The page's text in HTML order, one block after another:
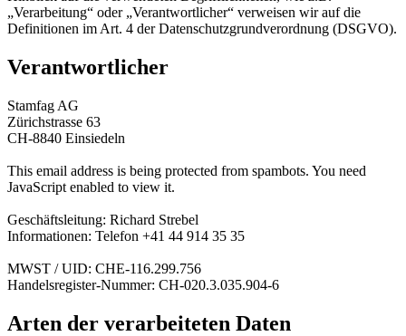
„Verarbeitung“ oder „Verantwortlicher“ verweisen wir auf die
Definitionen im Art. 4 der Datenschutzgrundverordnung (DSGVO).
Verantwortlicher
Stamfag AG
Zürichstrasse 63
CH-8840 Einsiedeln
This email address is being protected from spambots. You need
JavaScript enabled to view it.
Geschäftsleitung: Richard Strebel
Informationen: Telefon +41 44 914 35 35
MWST / UID: CHE-116.299.756
Handelsregister-Nummer: CH-020.3.035.904-6
Arten der verarbeiteten Daten